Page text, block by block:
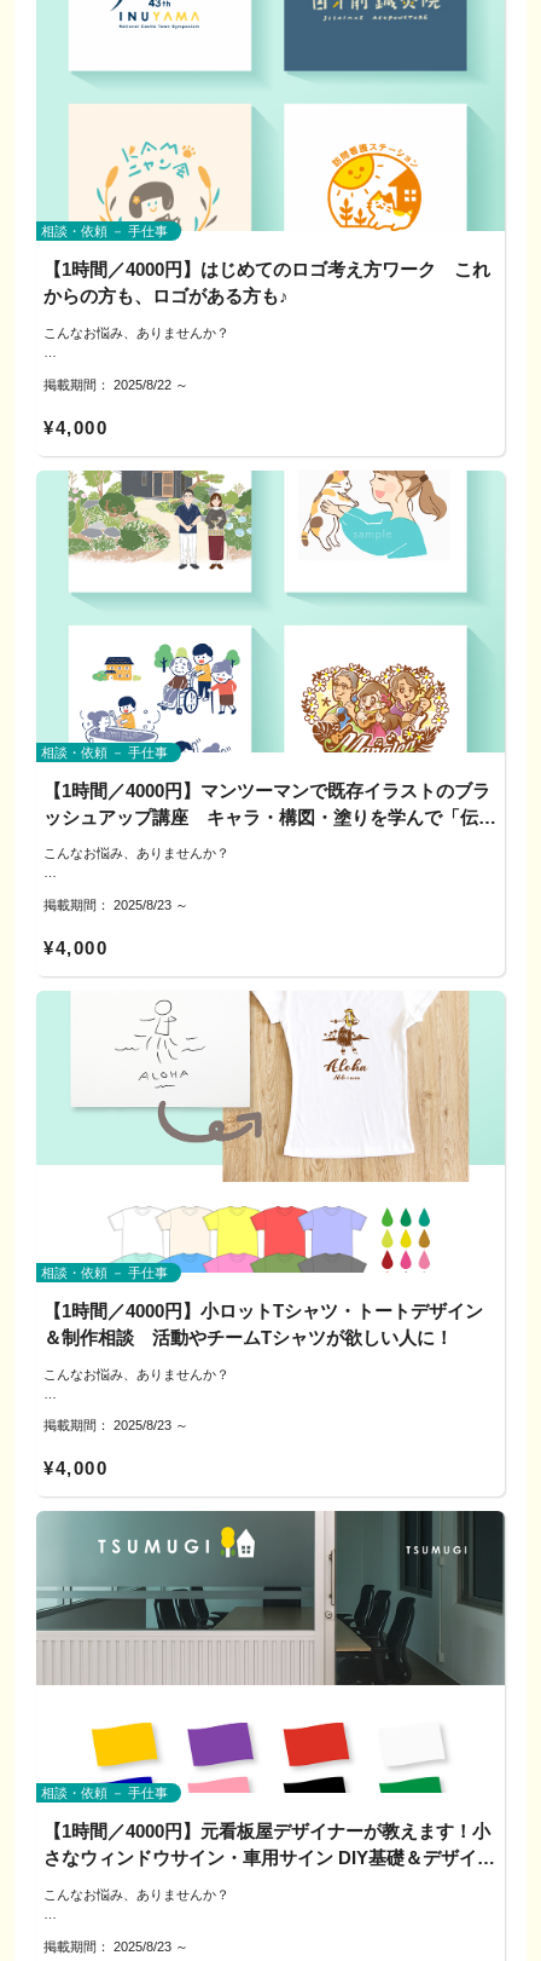
anuenue kanako（アヌエヌエ カナコ）
まだ子どもが幼い頃、子育てする中で自分時間も大切にママが笑顔で家族も
笑顔になったら最高だなと12年前フラに出会う。
ハワイの伝統のフラを表現する事や心持ちに魅力を感じフラインストラクタ
ーとして経験後
さらに多くの方へ健康の為に体幹トレーナーとしても活動開始
＊にこっと法人(マイチャレンジ部)所属
にこっとまつり・講座チャレンジ
優しいお菓子やお茶で笑い合って談話したり、お花という生き物に触れて、
未来に繋がる心と身体づくりへの意識が軽やかに楽しく笑顔で日常を過ごせ
る伴走をしたいと思ってます。
市民の方の笑顔が笑顔を呼ぶ明るい犬山市になりますように願ってます。
そんな思いで活動してます。
どうぞお気軽にお問合せ下さい。
・アドバイス内容の第三者への再配布はご遠慮ください。
▼よくある質問
Q. 録画は可能？ → 個人の復習用途で可能です。事前にお知らせください。
なお、体験後に継続して形にしたい方には、後日、別枠の個別相談をご案内
できます（希望者のみ／本企画の対象外）
---------------------------------------------------
norico design いけだのりこ
ます。
官公庁や防災関連の案件を多数担当し、ぎふクリスタル国体参加章デザイン
（最優秀賞） や 全国城下町シンポジウム犬山大会シンボルマーク（最優秀
賞） など受賞実績もあります。
そのほか、可児市消防団公式キャラクター「しょらちゃん」や、坂出市さか
いで塩まつり公式キャラクター「しおっさん」など多数制作。
日本ライン夏まつりロングラン花火チラシイラスト、某町公式キャラクター
紙芝居挿絵、某市総合計画パンフレット挿絵、城壁イラストや地域イベント
「伝わる・残る・親しんでもらえるデザイン」で、活動やブランドの魅力を
カタチにします。
1）レクチャー
▼相談・対応方法
電話／公式LINE／オンライン（必要に応じて対面可）
対応エリア：犬山市および近隣
---------------------------------------------------
▼ご用意いただけると助かります
今お使いの名刺 or 叩き台データ／載せたい情報のメモ
当日の制作代行・印刷手配は対象外です。
▼よくある質問
Q. デザインが未定でも参加できますか？ → はい。白紙の状態でもOK。方
向性の整理から進めます。
続きを個別に深掘りしたい方は、後日、別枠の個別相談をご案内可能です
（希望者のみ）
---------------------------------------------------
＜制作者プロフィール＞
norico design いけだのりこ
グラフィックデザイナー・イラストレーター歴20年。
ます。
官公庁や防災関連の案件を多数担当し、ぎふクリスタル国体参加章デザイン
（最優秀賞） や 全国城下町シンポジウム犬山大会シンボルマーク（最優秀
そのほか、可児市消防団公式キャラクター「しょらちゃん」や、坂出市さか
いで塩まつり公式キャラクター「しおっさん」など多数制作。
日本ライン夏まつりロングラン花火チラシイラスト、某町公式キャラクター
紙芝居挿絵、某市総合計画パンフレット挿絵、城壁イラストや地域イベント
ポスター など、地域に根ざした制作も多数。
「伝わる・残る・親しんでもらえるデザイン」で、活動やブランドの魅力を
ターゲット／行動ゴール／導線設計を一緒に言語化。
Z型・グリッド・余白の使い方など、構図の基本を実例で解説。
◎配色と文字サイズ
視認性を上げる色・サイズの基準を整理。
---------------------------------------------------
・オンライン：4,000円／1回（60分）
※飲食費は各自負担でお願いします
▼進め方
1）事前に課題の共有（既存チラシ・メモ等）
2）60分の相談で「設計の型」を当てはめて整理
3）仕上げのポイントを振り返り
▼相談・対応方法
電話／公式LINE／オンライン（必要に応じて対面可）
対応エリア：犬山市および近隣
---------------------------------------------------
▼ご用意いただけると助かります
▼ご利用にあたってのお願い
当日の制作代行・入稿は対象外です。
▼よくある質問
Q. CanvaデータでもOK？
→ OKです。リンク共有またはPDFで。
Q. 完成形まで作ってもらえますか？
→ 本企画は学び目的のため納品はありません。形にしたい方は後日、別枠
で個別相談をご案内可能です（希望者のみ）。
---------------------------------------------------
＜制作者プロフィール＞
norico design いけだのりこ
ロゴ、チラシ、サイン制作からキャラクターデザインまで幅広く対応。
・官公庁や防災関連案件を多数担当
・ぎふクリスタル国体参加章デザイン（最優秀賞）
そのほか、
・可児市消防団公式キャラクター「しょらちゃん」
・坂出市さかいで塩まつり公式キャラクター「しおっさん」
・日本ライン夏まつりロングラン花火チラシイラスト
・各市町の総合計画パンフレット挿絵、地域イベントポスター制作
「伝わる・残る・親しんでもらえるデザイン」で、地域や活動の魅力をカタ
チにします。
相談・依頼 － 手仕事
【1時間／4000円】はじめてのロゴ考え方ワーク これ
からの方も、ロゴがある方も♪
こんなお悩み、ありませんか？
＜名刺やSNSで統一感を出したい＞
えるべきことを整理するマンツーマンワークです。
デザインや見せ方ももちろんアドバイスします！
※本企画は学びが目的で、ロゴの制作・納品は行いません。
---------------------------------------------------
▼サービスの特徴
◎ らしさの言語化
ヒアリングを通して価値観や活動の特徴を整理し、キーワードに落とし込み
◎ 使い勝手の基礎
す。
コンセプトに沿ったデザインや色、形などご提案いたします。
▼参加費（目安）
・オンライン：4,000円／1回（60分）
・対面（犬山市周辺）：周辺のカフェ等
※飲食費は各自負担でお願いします
▼進め方
1）ヒアリング＆キーワード出し
2）参考スタイルをいくつか見比べ、方向性を確認
3）運用の基礎を踏まえた“仮の型”を作成
▼相談・対応方法
電話／公式LINE／オンライン（必要に応じて対面可）
対応エリア：犬山市および近隣
---------------------------------------------------
▼ご用意いただけると助かります
屋号・団体名／活動内容／近いイメージの参考（写真・スクショなど）
▼ご利用にあたってのお願い
商標登録などの法的手続きは本企画の範囲外です。
▼よくある質問
→ いいえ、あくまで方向性を整理するためのワークです。完成ロゴは別枠
での制作が必要になります。
Q. 後日、本格的なロゴ制作に進めますか？
→ はい。希望される方には、別枠で個別にご案内可能です。
---------------------------------------------------
＜制作者プロフィール＞
掲載期間： 2025/8/22 ～
¥4,000
相談・依頼 － 手仕事
【1時間／4000円】マンツーマンで既存イラストのブラ
ッシュアップ講座 キャラ・構図・塗りを学んで「伝わ
る」イラストへ！
こんなお悩み、ありませんか？
＜可愛いけれど、PRとしての“役割”が弱い＞
＜「ちょい萌え」要素を入れたいが、品よくまとめたい＞
こちらはマンツーマンでのご案内です。
あなたの既存イラストを見ながら、「ここをこうすると良くなる」を具体的
にお伝えします。
※この企画は学び・交流が目的です。当日の制作代行・データ納品は行いま
※白紙からの描き方入門は対象外です（1枚でも構いませんのでこれまでに
描かれたラフまたは完成作をご用意ください）
◎シルエット設計で“ひと目”を作る
2.5〜3頭身・一筆で追える輪郭・アクセント1点（耳/葉/小物）で、縮小し
ても伝わる形に。
外枠太め／中の線は細め、三色設計＋アクセント1色でにごりを回避。印
刷・SNS両対応の彩度コントロール。
◎用途別の使い回し設計
名刺・チラシ・SNSアイコンで破綻しない最小サイズ、余白ルール、ロゴ
露出控えめ・中立ポーズ・目線誘導で品よく。かわいさは顔パーツ比率・
ゆるキャラ系／ミニキャラ／手描き風／フラット
▼対象レベル・ツール
対象：ラフ〜完成の既存作品がある方（一枚でOK）
ツール：紙・鉛筆／Procreate／CLIP STUDIO／アイビス／Photoshop／
Illustrator ほか何でも可。使いやすいツールをご持参ください
非対象：白紙状態からの描き方入門、模写のやり方のみの指導は対象外
4,000円／1回（60分）
対面（犬山市周辺）
掲載期間： 2025/8/23 ～
¥4,000
相談・依頼 － 手仕事
【1時間／4000円】小ロットTシャツ・トートデザイン
＆制作相談 活動やチームTシャツが欲しい人に！
こんなお悩み、ありませんか？
＜色替えや背面だけなど、バリエーションの作り分けが難しい＞
納品は行いません。
▼サービスの特徴
◎コスパ設計のキホン
単色で、サイズ感・余白・コントラストを整えるだけで“映える”配置に。
生地色×インク色の相性、明度差・彩度差で“パッと見で伝わる”配色を一
◎デザインのコツ
目的に合わせたデザインの相談が可能。
▼対応できるテイスト一例
タイポグラフィ／ワンポイントロゴ／部活・サークル風／スポーティ／シン
プル
掲載期間： 2025/8/23 ～
¥4,000
相談・依頼 － 手仕事
【1時間／4000円】元看板屋デザイナーが教えます！小
さなウィンドウサイン・車用サイン DIY基礎＆デザイン
相談 身近なものがPRの場に変身♪
こんなお悩み、ありませんか？
＜まずは小さめサイズで試してみたい＞
掲載期間： 2025/8/23 ～